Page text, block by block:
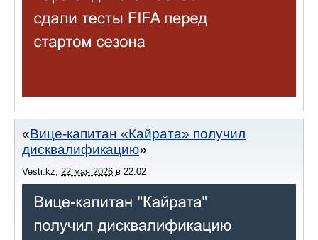
Вице-капитан «Кайрата» получил
дисквалификацию
Vesti.kz 22 мая 2026 в 22:02